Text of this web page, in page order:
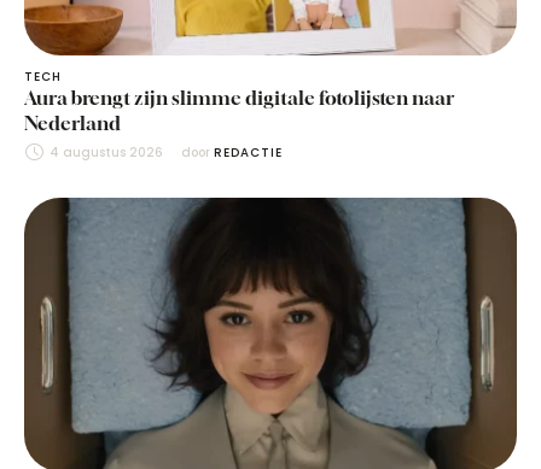
TECH
Aura brengt zijn slimme digitale fotolijsten naar
Nederland
4 augustus 2026 door REDACTIE